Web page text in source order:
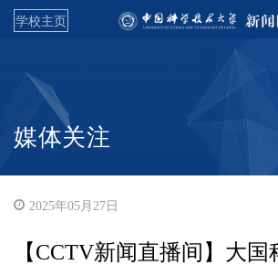
学校主页
媒体关注
2025年05月27日
【CCTV新闻直播间】大